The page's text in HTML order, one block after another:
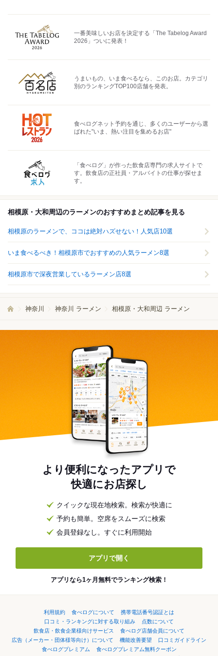
一番美味しいお店を決定する「The Tabelog Award
2026」ついに発表！
うまいもの、いま食べるなら、このお店。カテゴリ
別のランキングTOP100店舗を発表。
食べログネット予約を通じ、多くのユーザーから選
ばれた"いま、熱い注目を集めるお店"
「食べログ」が作った飲食店専門の求人サイトで
す。飲食店の正社員・アルバイトの仕事が探せま
す。
相模原・大和周辺のラーメンのおすすめまとめ記事を見る
相模原のラーメンで、ココは絶対ハズせない！人気店10選
いま食べるべき！相模原市でおすすめの人気ラーメン8選
相模原市で深夜営業しているラーメン店8選
神奈川 神奈川 ラーメン 相模原・大和周辺 ラーメン
より便利になったアプリで
快適にお店探し
クイックな現在地検索。検索が快適に
予約も簡単。空席をスムーズに検索
会員登録なし。すぐに利用開始
アプリで開く
アプリなら1ヶ月無料でランキング検索！
利用規約 食べログについて
携帯電話番号認証とは
口コミ・ランキングに対する取り組み
点数について
飲食店・飲食企業様向けサービス
食べログ店舗会員について
広告（メーカー・団体様等向け）について
機能改善要望
口コミガイドライン
食べログプレミアム
食べログプレミアム無料クーポン